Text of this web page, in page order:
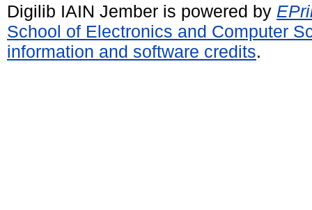
Digilib IAIN Jember is powered by
School of Electronics and Computer
information and software credits.